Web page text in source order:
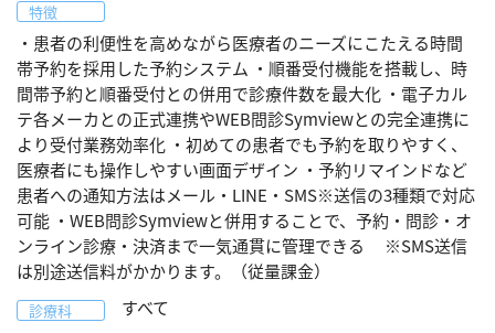
特徴
・患者の利便性を高めながら医療者のニーズにこたえる時間
帯予約を採用した予約システム ・順番受付機能を搭載し、時
間帯予約と順番受付との併用で診療件数を最大化 ・電子カル
テ各メーカとの正式連携やWEB問診Symviewとの完全連携に
より受付業務効率化 ・初めての患者でも予約を取りやすく、
医療者にも操作しやすい画面デザイン ・予約リマインドなど
患者への通知方法はメール・LINE・SMS※送信の3種類で対応
可能 ・WEB問診Symviewと併用することで、予約・問診・オ
ンライン診療・決済まで一気通貫に管理できる ※SMS送信
は別途送信料がかかります。（従量課金）
診療科 すべて